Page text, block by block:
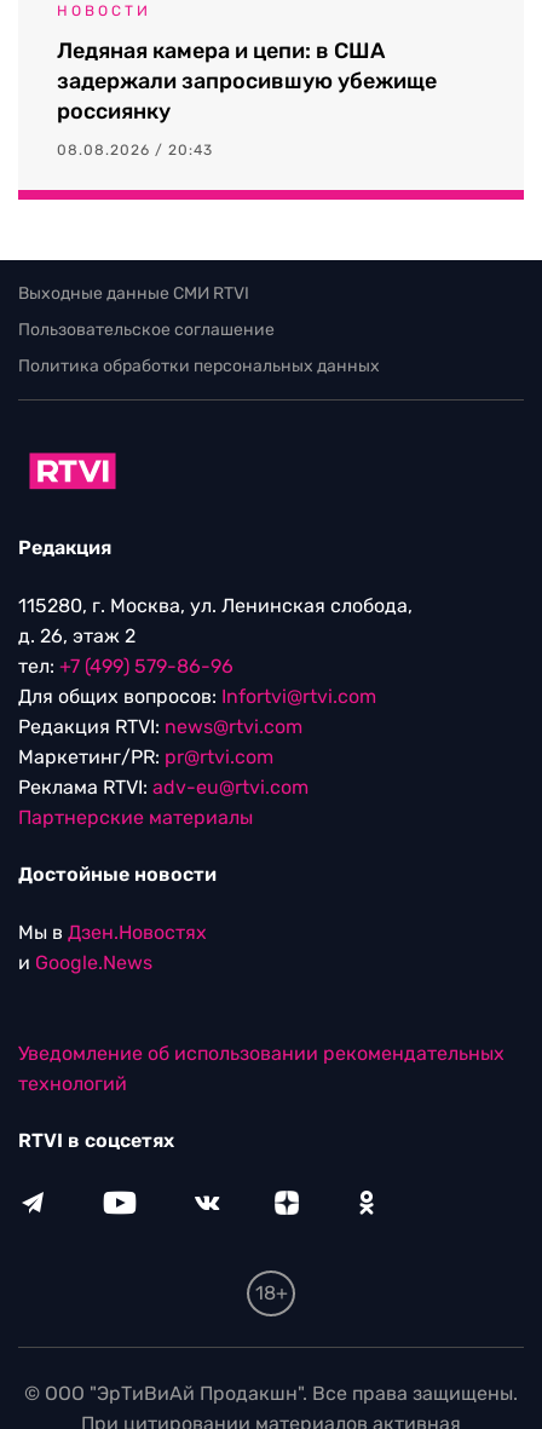
НОВОСТИ
Ледяная камера и цепи: в США
задержали запросившую убежище
россиянку
08.08.2026 / 20:43
Выходные данные СМИ RTVI
Пользовательское соглашение
Политика обработки персональных данных
Редакция
115280, г. Москва, ул. Ленинская слобода,
д. 26, этаж 2
тел: +7 (499) 579-86-96
Для общих вопросов: Infortvi@rtvi.com
Редакция RTVI: news@rtvi.com
Маркетинг/PR: pr@rtvi.com
Реклама RTVI: adv-eu@rtvi.com
Партнерские материалы
Достойные новости
Мы в Дзен.Новостях
и Google.News
Уведомление об использовании рекомендательных
технологий
RTVI в соцсетях
18+
© ООО "ЭрТиВиАй Продакшн". Все права защищены.
При цитировании материалов активная